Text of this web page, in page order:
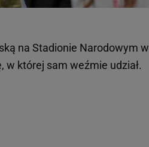
na Stadionie Narodowym w
w której sam weźmie udział.